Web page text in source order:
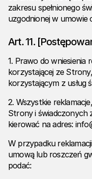
zakresu spełnionego
uzgodnionej w umowie
Art. 11.
1. Prawo do wniesienia
korzystającej ze
korzystającym z usług
2. Wszystkie
Strony i świadczonych
kierować na adres:
W przypadku
umową lub roszczeń
podać: